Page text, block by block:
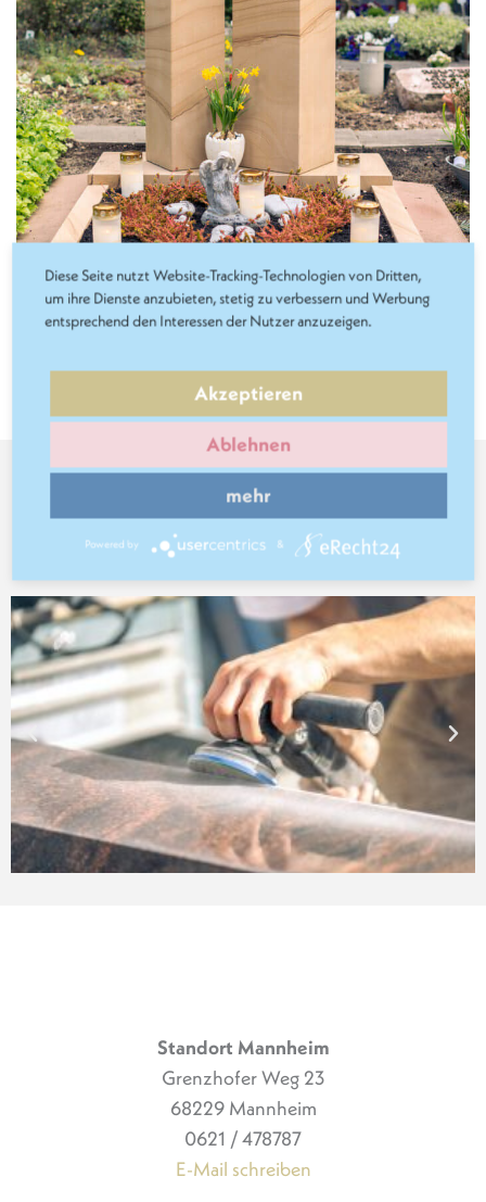
Folgen Sie uns
aufPinterest
Standort Mannheim
Grenzhofer Weg 23
68229 Mannheim
0621 / 478787
E-Mail schreiben
Diese Seite nutzt Website-Tracking-Technologien von Dritten,
um ihre Dienste anzubieten, stetig zu verbessern und Werbung
entsprechend den Interessen der Nutzer anzuzeigen.
Akzeptieren
Ablehnen
mehr
Powered by &